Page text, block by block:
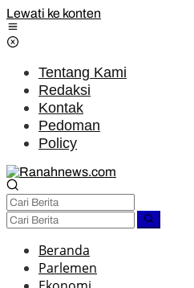
Lewati ke konten
Tentang Kami
Redaksi
Kontak
Pedoman
Policy
Beranda
Parlemen